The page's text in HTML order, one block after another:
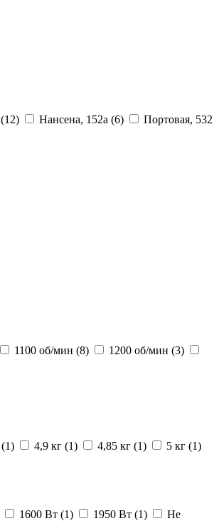
(12) Нансена, 152а (6)
Портовая, 532
1100 об/мин (8) 1200 об/мин (3)
(1) 4,9 кг (1) 4,85 кг (1) 5 кг (1)
1600 Вт (1) 1950 Вт (1)
Не